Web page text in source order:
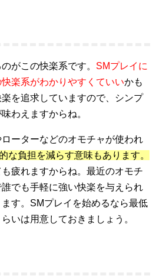
がこの快楽系です。 SMプレイに
快楽系がわかりやすくていいかも
を追求していますので、シンプ
わえますからね。
ーターなどのオモチャが使われ
な負担を減らす意味もあります。
疲れますからね。最近のオモチ
でも手軽に強い快楽を与えられ
す。SMプレイを始めるなら最低
いは用意しておきましょう。